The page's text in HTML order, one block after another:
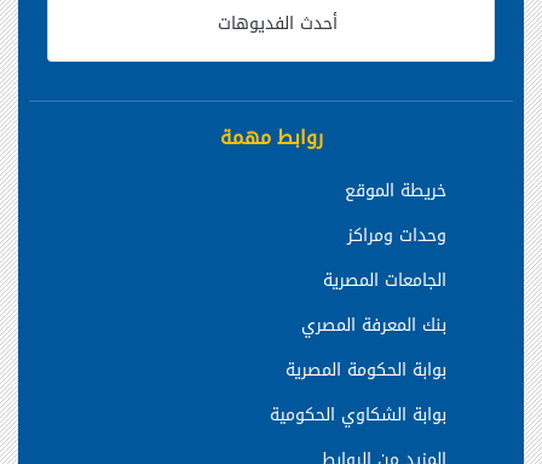
أحدث الفديوهات
روابط مهمة
خريطة الموقع
وحدات ومراكز
الجامعات المصرية
بنك المعرفة المصري
بوابة الحكومة المصرية
بوابة الشكاوي الحكومية